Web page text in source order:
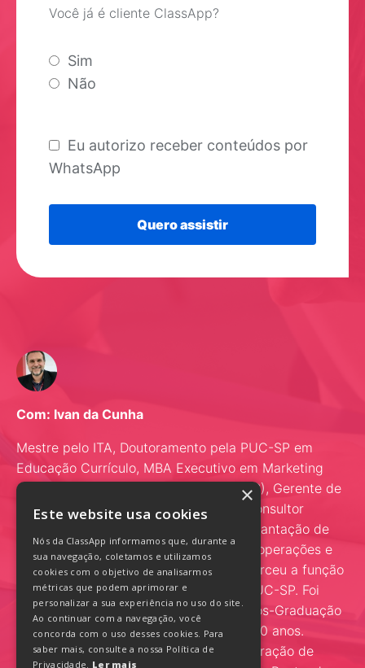
Você já é cliente ClassApp?
Sim
Não
Eu autorizo receber conteúdos por
WhatsApp
Com: Ivan da Cunha
Mestre pelo ITA, Doutoramento pela PUC-SP em
Educação Currículo, MBA Executivo em Marketing
pela FGV (Fundação Getúlio Vargas –SP), Gerente de
Projetos, Auditor de Qualidade Total, Consultor
empresarial há mais de 20 anos na implantação de
estratégias corporativas em gestão de operações e
especialista em gestão de pessoas. Exerceu a função
de executivo de TI e de professor da PUC-SP. Foi
Coordenador Geral dos 45 cursos de Pós-Graduação
da Universidade São Judas Tadeu por 10 anos.
Professor titular dos cursos de administração de
×
Este website usa cookies
Nós da ClassApp informamos que, durante a
sua navegação, coletamos e utilizamos
cookies com o objetivo de analisarmos
métricas que podem aprimorar e
personalizar a sua experiência no uso do site.
Ao continuar com a navegação, você
concorda com o uso desses cookies. Para
saber mais, consulte a nossa Política de
Privacidade. Ler mais